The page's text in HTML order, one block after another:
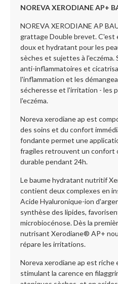
NOREVA XERODIANE AP+
NOREVA XERODIANE AP
grattage Double brevet.
doux et hydratant pour les
sèches et sujettes à
anti-inflammatoires et
l'inflammation et les
sécheresse et l'irritation - les
l'eczéma.
Noreva xerodiane ap est
des soins et du confort
fondante permet une
fragiles retrouvent un confort
durable pendant 24h.
Le baume hydratant nutritif
contient deux complexes en
Acide Hyaluronique-ion
synthèse des lipides,
microbiocénose. Dès la
nutrisant Xerodiane® AP+
répare les irritations.
Noreva xerodiane ap est riche
stimulant la carence en